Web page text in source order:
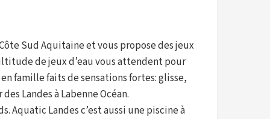
Sud Aquitaine et vous propose des jeux
de jeux d’eau vous attendent pour
famille faits de sensations fortes: glisse,
Landes à Labenne Océan.
Landes c’est aussi une piscine à